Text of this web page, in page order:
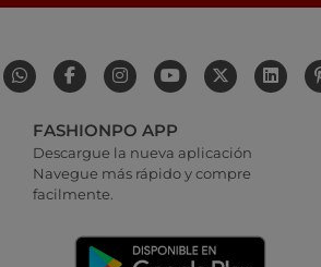
FASHIONPO APP
Descargue la nueva aplicación
Navegue más rápido y compre
facilmente.